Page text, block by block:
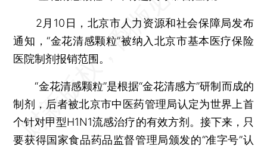
2月10日，北京市人力资源和社会保障局发布
通知，“金花清感颗粒”被纳入北京市基本医疗保险
医院制剂报销范围。
“金花清感颗粒”是根据“金花清感方”研制而成的
制剂，后者被北京市中医药管理局认定为世界上首
个针对甲型H1N1流感治疗的有效方剂。接下来，只
要获得国家食品药品监督管理局颁发的“准字号”认